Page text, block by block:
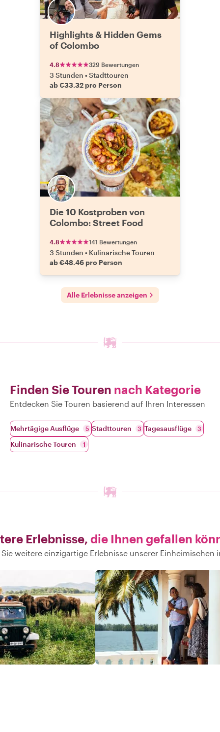
Highlights & Hidden Gems
of Colombo
4.8 329 Bewertungen
3 Stunden •Stadttouren
ab €33.32 pro Person
Die 10 Kostproben von
Colombo: Street Food
4.8 141 Bewertungen
3 Stunden • Kulinarische Touren
ab €48.46 pro Person
Alle Erlebnisse anzeigen
Finden Sie Touren nach Kategorie
Entdecken Sie Touren basierend auf Ihren Interessen
Mehrtägige Ausflüge 5 Stadttouren 3 Tagesausflüge 3
Kulinarische Touren 1
Erlebnisse, die Ihnen gefallen
weitere einzigartige Erlebnisse unserer Einheimischen